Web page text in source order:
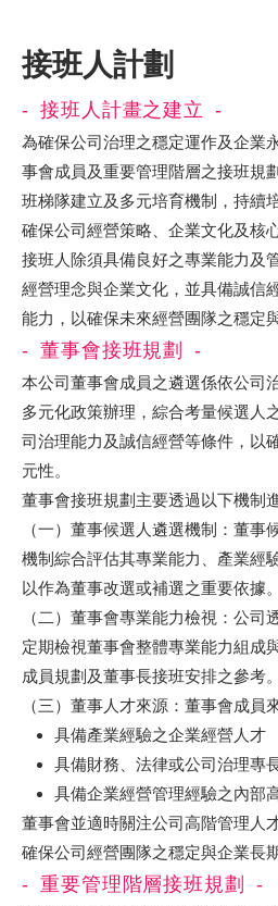
接班人計劃
接班人計畫之建立
為確保公司治理之穩定運作及企業
事會成員及重要管理階層之接班規
班梯隊建立及多元培育機制，持續
確保公司經營策略、企業文化及核
接班人除須具備良好之專業能力及
經營理念與企業文化，並具備誠信
能力，以確保未來經營團隊之穩定
董事會接班規劃
本公司董事會成員之遴選係依公司
多元化政策辦理，綜合考量候選人
司治理能力及誠信經營等條件，以
元性。
董事會接班規劃主要透過以下機制
（一）董事候選人遴選機制：董事
機制綜合評估其專業能力、產業經
以作為董事改選或補選之重要依據。
（二）董事會專業能力檢視：公司
定期檢視董事會整體專業能力組成
成員規劃及董事長接班安排之參考。
（三）董事人才來源：董事會成員
具備產業經驗之企業經營人才
具備財務、法律或公司治理專
具備企業經營管理經驗之內部
董事會並適時關注公司高階管理人
確保公司經營團隊之穩定與企業長
重要管理階層接班規劃